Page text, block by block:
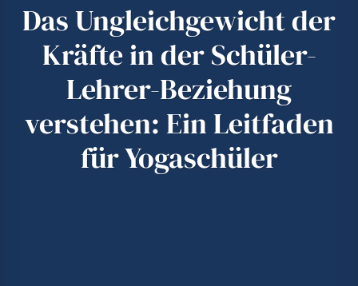
Das Ungleichgewicht der
Kräfte in der Schüler-
Lehrer-Beziehung
verstehen: Ein Leitfaden
für Yogaschüler